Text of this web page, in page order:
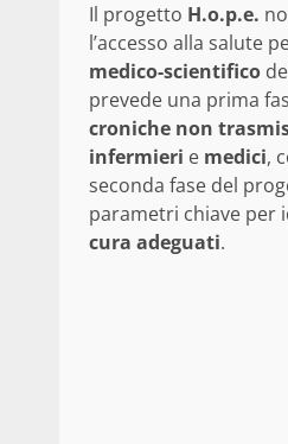
Il progetto H.o.p.e.
l’accesso alla salute
medico-scientifico
prevede una prima
croniche non
infermieri e medici,
seconda fase del
parametri chiave per
cura adeguati.